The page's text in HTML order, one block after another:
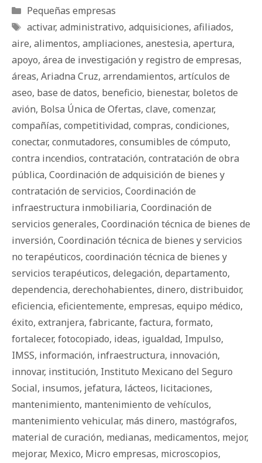
Categorías
Pequeñas empresas
Etiquetas
activar, administrativo, adquisiciones, afiliados,
aire, alimentos, ampliaciones, anestesia, apertura,
apoyo, área de investigación y registro de empresas,
áreas, Ariadna Cruz, arrendamientos, artículos de
aseo, base de datos, beneficio, bienestar, boletos de
avión, Bolsa Única de Ofertas, clave, comenzar,
compañías, competitividad, compras, condiciones,
conectar, conmutadores, consumibles de cómputo,
contra incendios, contratación, contratación de obra
pública, Coordinación de adquisición de bienes y
contratación de servicios, Coordinación de
infraestructura inmobiliaria, Coordinación de
servicios generales, Coordinación técnica de bienes de
inversión, Coordinación técnica de bienes y servicios
no terapéuticos, coordinación técnica de bienes y
servicios terapéuticos, delegación, departamento,
dependencia, derechohabientes, dinero, distribuidor,
eficiencia, eficientemente, empresas, equipo médico,
éxito, extranjera, fabricante, factura, formato,
fortalecer, fotocopiado, ideas, igualdad, Impulso,
IMSS, información, infraestructura, innovación,
innovar, institución, Instituto Mexicano del Seguro
Social, insumos, jefatura, lácteos, licitaciones,
mantenimiento, mantenimiento de vehículos,
mantenimiento vehicular, más dinero, mastógrafos,
material de curación, medianas, medicamentos, mejor,
mejorar, Mexico, Micro empresas, microscopios,